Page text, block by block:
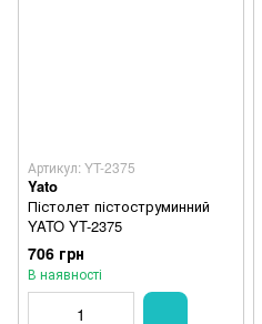
Артикул: YT-2375
Yato
Пістолет пістоструминний
YATO YT-2375
706 грн
В наявності